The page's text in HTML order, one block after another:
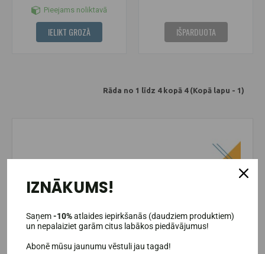
Pieejams noliktavā
IELIKT GROZĀ IŠPARDUOTA
Rāda no 1 līdz 4 kopā 4 (Kopā lapu - 1)
IZNĀKUMS!
Saņem-10%atlaides iepirkšanās (daudziem produktiem)
un nepalaiziet garām citus labākos piedāvājumus!
Abonē mūsu jaunumu vēstuli jau tagad!